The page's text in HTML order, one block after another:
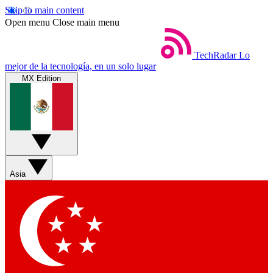
Skip to main content
Open menu Close main menu
TechRadar Lo
mejor de la tecnología, en un solo lugar
MX Edition
Asia